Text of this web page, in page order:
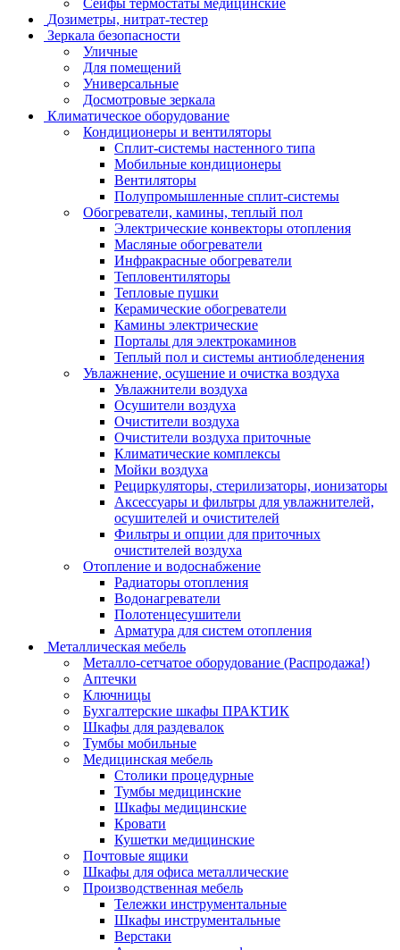
Дозиметры, нитрат-тестер
Зеркала безопасности
Уличные
Для помещений
Универсальные
Досмотровые зеркала
Климатическое оборудование
Кондиционеры и вентиляторы
Сплит-системы настенного типа
Мобильные кондиционеры
Вентиляторы
Полупромышленные сплит-системы
Обогреватели, камины, теплый пол
Электрические конвекторы отопления
Масляные обогреватели
Инфракрасные обогреватели
Тепловентиляторы
Тепловые пушки
Керамические обогреватели
Камины электрические
Порталы для электрокаминов
Теплый пол и системы антиобледенения
Увлажнение, осушение и очистка воздуха
Увлажнители воздуха
Осушители воздуха
Очистители воздуха
Очистители воздуха приточные
Климатические комплексы
Мойки воздуха
Рециркуляторы, стерилизаторы, ионизаторы
Аксессуары и фильтры для увлажнителей,
осушителей и очистителей
Фильтры и опции для приточных
очистителей воздуха
Отопление и водоснабжение
Радиаторы отопления
Водонагреватели
Полотенцесушители
Арматура для систем отопления
Металлическая мебель
Металло-сетчатое оборудование (Распродажа!)
Аптечки
Ключницы
Бухгалтерские шкафы ПРАКТИК
Шкафы для раздевалок
Тумбы мобильные
Медицинская мебель
Столики процедурные
Тумбы медицинские
Шкафы медицинские
Кровати
Кушетки медицинские
Почтовые ящики
Шкафы для офиса металлические
Производственная мебель
Тележки инструментальные
Шкафы инструментальные
Верстаки